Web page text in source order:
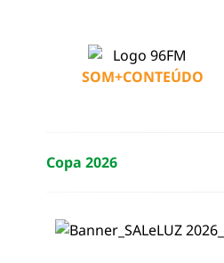
SOM+CONTEÚDO
Copa 2026